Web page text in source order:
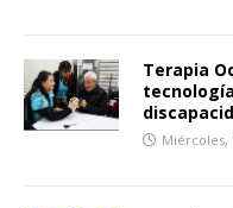
Terapia
Miércoles,